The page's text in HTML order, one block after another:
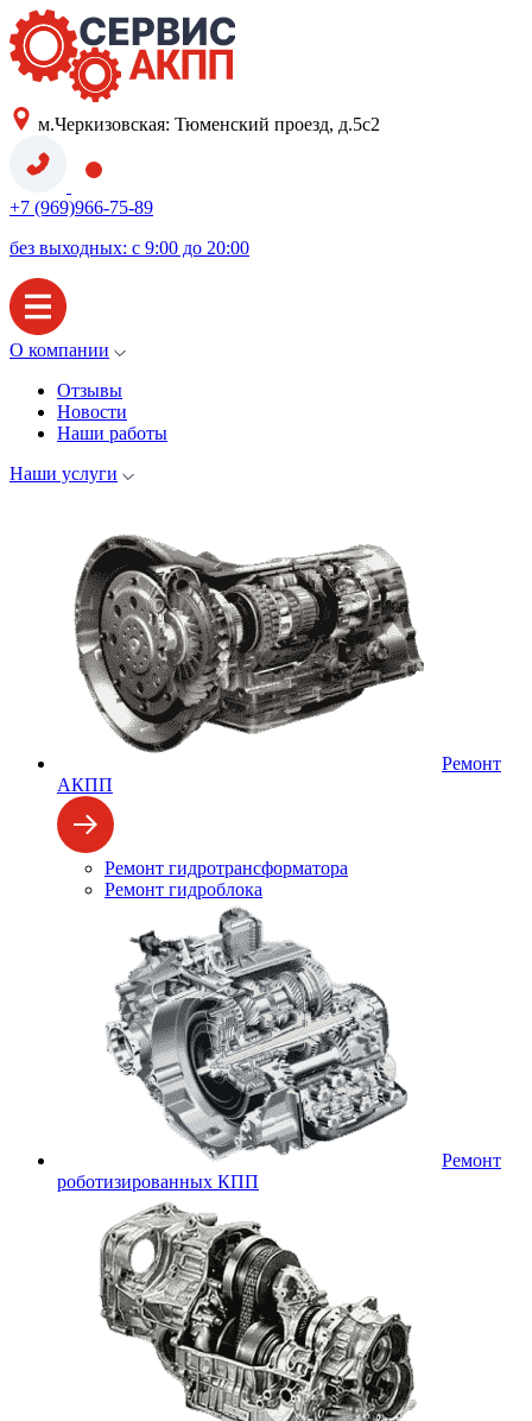
м.Черкизовская: Тюменский проезд, д.5с2
+7 (969)966-75-89
без выходных: с 9:00 до 20:00
О компании
Отзывы
Новости
Наши работы
Наши услуги
Ремонт
АКПП
Ремонт гидротрансформатора
Ремонт гидроблока
Ремонт
роботизированных КПП